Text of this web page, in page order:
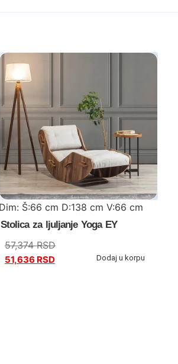
Dim: Š:66 cm D:138 cm V:66 cm
Stolica za ljuljanje Yoga EY
57,374RSD
51,636 RSD Dodaj u korpu